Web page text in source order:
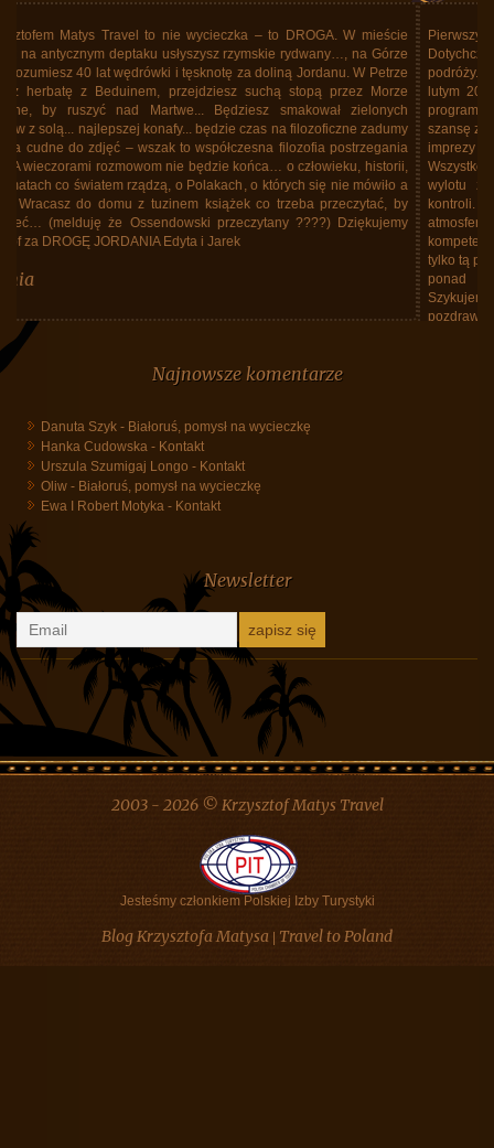
Pierwszy raz pojechaliśmy za granicę z Matys Travel. Były pewne obawy.
Dotychczas mieliśmy pewne doświadczenia wyłącznie z wielkimi biurami
podróży. Rzeczywistość przerosła wszelkie nasze oczekiwania. Byliśmy w
lutym 2025 roku na Kubie. To było niesamowite ! Doskonale ułożony
program imprezy. Trasa objazdu na Kubie wyczerpująca ale dająca
szansę zobaczenia wszystkiego co na Kubie warto obejrzeć. Organizacja
imprezy profesjonalna pod każdym względem. Żadnych potknięć.
Wszystko dopilnowane i na czas. Opieka pilotek doskonała. Magda od
wylotu z Polski wszystkiego dopilnowywała nie tracąc nad niczym
kontroli. Nie zapominała też jak ważny jest dobry nastrój uczestników i
atmosfera w grupie. Kubańska przewodniczka Ania była bez granic
kompetentna i elokwentna. To ona otworzyła nam oczy na prawdziwą, nie
tylko tą pocztówkową Kubę. Efektem - niezapomniane wrażenia, znacznie
ponad przedwyjazdowe oczekiwania. Teraz czas na ciąg dalszy.
Szykujemy się do kolejnego wyjazdu z Waszym biurem. Dziękujemy i
pozdrawiamy.
Najnowsze komentarze
Danuta Szyk-Białoruś, pomysł na wycieczkę
Ewa I Robert Motyka
Kontakt
Newsletter
2003 - 2026 © Krzysztof Matys Travel